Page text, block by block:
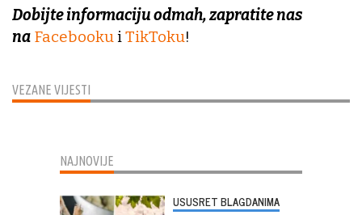
VEZANE VIJESTI
Dobijte informaciju odmah, zapratite nas
na FacebookuiTikToku!
NAJNOVIJE
USUSRET BLAGDANIMA